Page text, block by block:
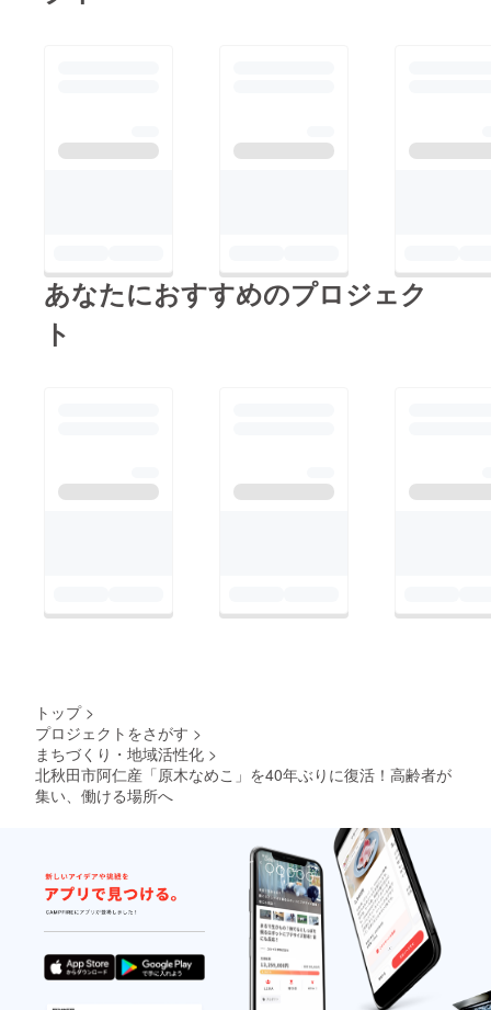
あなたにおすすめのプロジェク
ト
トップ >
プロジェクトをさがす >
まちづくり・地域活性化 >
北秋田市阿仁産「原木なめこ」を40年ぶりに復活！高齢者が
集い、働ける場所へ